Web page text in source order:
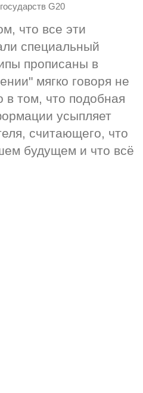
G20
что все эти
специальный
прописаны в
мягко говоря не
в том, что подобная
усыпляет
считающего, что
будущем и что всё